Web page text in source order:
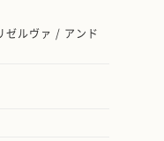
ゼルヴァ / アンド